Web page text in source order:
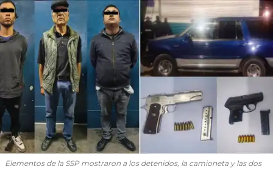
Elementos de la SSP mostraron a los detenidos, la camioneta y las dos